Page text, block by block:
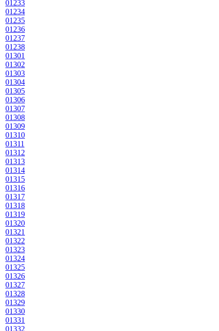
01233
01234
01235
01236
01237
01238
01301
01302
01303
01304
01305
01306
01307
01308
01309
01310
01311
01312
01313
01314
01315
01316
01317
01318
01319
01320
01321
01322
01323
01324
01325
01326
01327
01328
01329
01330
01331
01332